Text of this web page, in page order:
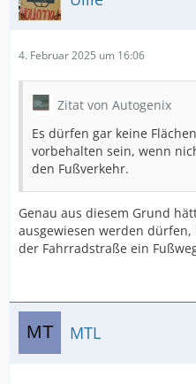
4. Februar 2025 um 16:06
Zitat von Autogenix
Es dürfen gar keine
vorbehalten sein, wenn
den Fußverkehr.
Genau aus diesem Grund
ausgewiesen werden
der Fahrradstraße ein
MTL